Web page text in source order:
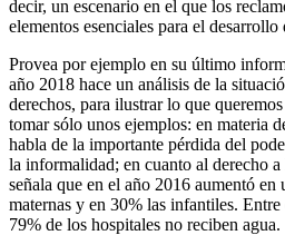
decir, un escenario en el que los
elementos esenciales para el
Provea por ejemplo en su último
año 2018 hace un análisis de la
derechos, para ilustrar lo que
tomar sólo unos ejemplos: en materia
habla de la importante pérdida del
la informalidad; en cuanto al derecho
señala que en el año 2016 aumentó en
maternas y en 30% las infantiles.
79% de los hospitales no reciben agua.